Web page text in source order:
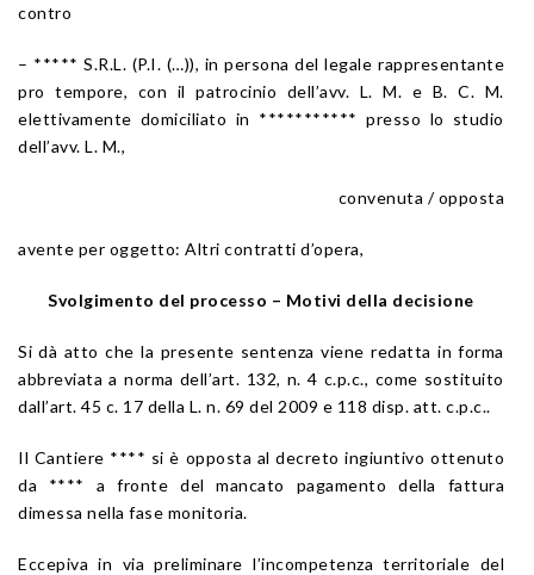
contro
– ***** S.R.L. (P.I. (…)), in persona del legale rappresentante
pro tempore, con il patrocinio dell’avv. L. M. e B. C. M.
elettivamente domiciliato in *********** presso lo studio
dell’avv. L. M.,
convenuta / opposta
avente per oggetto: Altri contratti d’opera,
Svolgimento del processo – Motivi della decisione
Si dà atto che la presente sentenza viene redatta in forma
abbreviata a norma dell’art. 132, n. 4 c.p.c., come sostituito
dall’art. 45 c. 17 della L. n. 69 del 2009 e 118 disp. att. c.p.c..
Il Cantiere **** si è opposta al decreto ingiuntivo ottenuto
da **** a fronte del mancato pagamento della fattura
dimessa nella fase monitoria.
Eccepiva in via preliminare l’incompetenza territoriale del